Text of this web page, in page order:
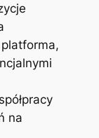
na